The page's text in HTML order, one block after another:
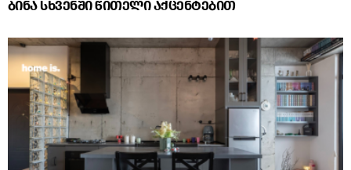
ბინა სხვენში წითელი აქცენტებით